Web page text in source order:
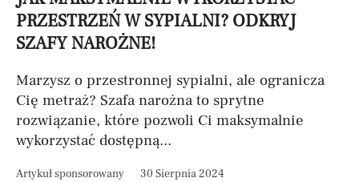
PRZESTRZEŃ W SYPIALNI? ODKRYJ
SZAFY NAROŻNE!
Marzysz o przestronnej sypialni, ale ogranicza
Cię metraż? Szafa narożna to sprytne
rozwiązanie, które pozwoli Ci maksymalnie
wykorzystać dostępną...
Artykuł sponsorowany 30 Sierpnia 2024